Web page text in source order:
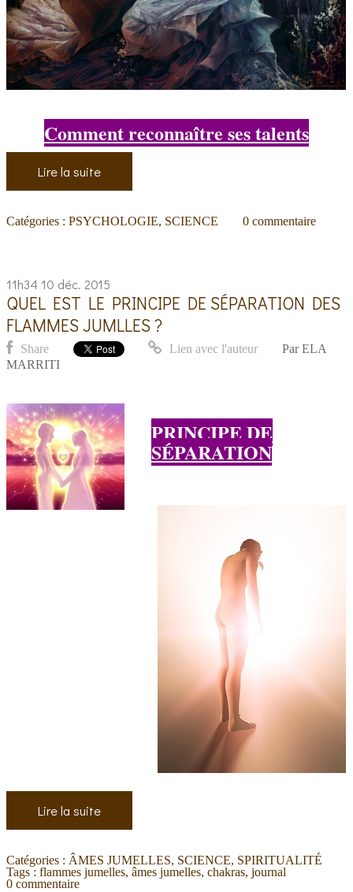
Comment reconnaître ses talents
Lire la suite
Catégories :PSYCHOLOGIE, SCIENCE 0 commentaire
11h34 10 déc. 2015
QUEL EST LE PRINCIPE DE SÉPARATION DES
FLAMMES JUMLLES ?
Share Lien avec l'auteur Par ELA
MARRITI
PRINCIPE DE
SÉPARATION
Lire la suite
Catégories : ÂMES JUMELLES, SCIENCE, SPIRITUALITÉ
Tags :flammes jumelles,âmes jumelles,chakras,journal
0 commentaire